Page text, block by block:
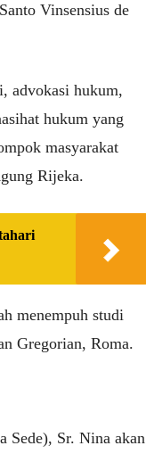
Vinsensius de
advokasi hukum,
hukum yang
masyarakat
Rijeka.
menempuh studi
Gregorian, Roma.
Sede), Sr. Nina akan